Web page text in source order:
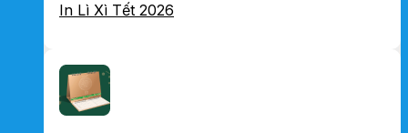
In Lì Xì Tết 2026